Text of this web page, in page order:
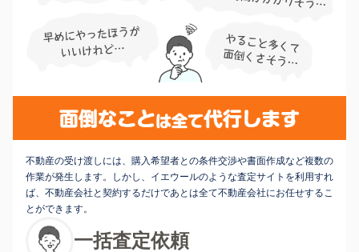
不動産の受け渡しには、購入希望者との条件交渉や書面作成など複数の
作業が発生します。しかし、イエウールのような査定サイトを利用すれ
ば、不動産会社と契約するだけであとは全て不動産会社にお任せするこ
とができます。
一括査定依頼